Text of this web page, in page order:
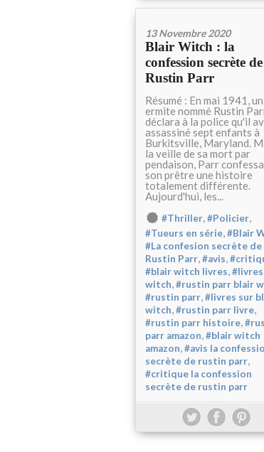
13 Novembre 2020
Blair Witch : la
confession secrète de
Rustin Parr
Résumé : En mai 1941, un
ermite nommé Rustin
déclara à la police qu'il
assassiné sept enfants à
Burkitsville, Maryland.
la veille de sa mort par
pendaison, Parr
son prêtre une histoire
totalement différente.
Aujourd'hui, les...
#Thriller,#Policier,
#Tueurs en série,#Blair
#La confesion secrète de
Rustin Parr,#avis,
#blair witch livres,
witch,#rustin parr blair
#rustin parr,#livres sur
witch,#rustin parr livre,
#rustin parr histoire,
parr amazon,#blair witch
amazon,#avis la
secrète de rustin parr,
#critique la confession
secrète de rustin parr